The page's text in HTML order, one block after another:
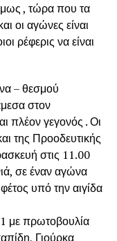
, τώρα που τα
οι αγώνες είναι
ρέφερις να είναι
– θεσμού
στον
πλέον γεγονός . Οι
της Προοδευτικής
στις 11.00
σε έναν αγώνα
υπό την αιγίδα
με πρωτοβουλία
Γιούρκα